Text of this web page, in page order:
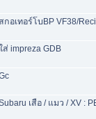
อเทอร์โบBP VF38/
impreza GDB
เสือ / แมว / XV :